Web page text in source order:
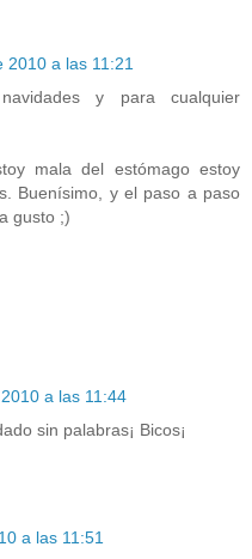
2010 a las 11:21
y para cualquier
mala del estómago estoy
Buenísimo, y el paso a paso
gusto ;)
a las 11:44
sin palabras¡ Bicos¡
a las 11:51